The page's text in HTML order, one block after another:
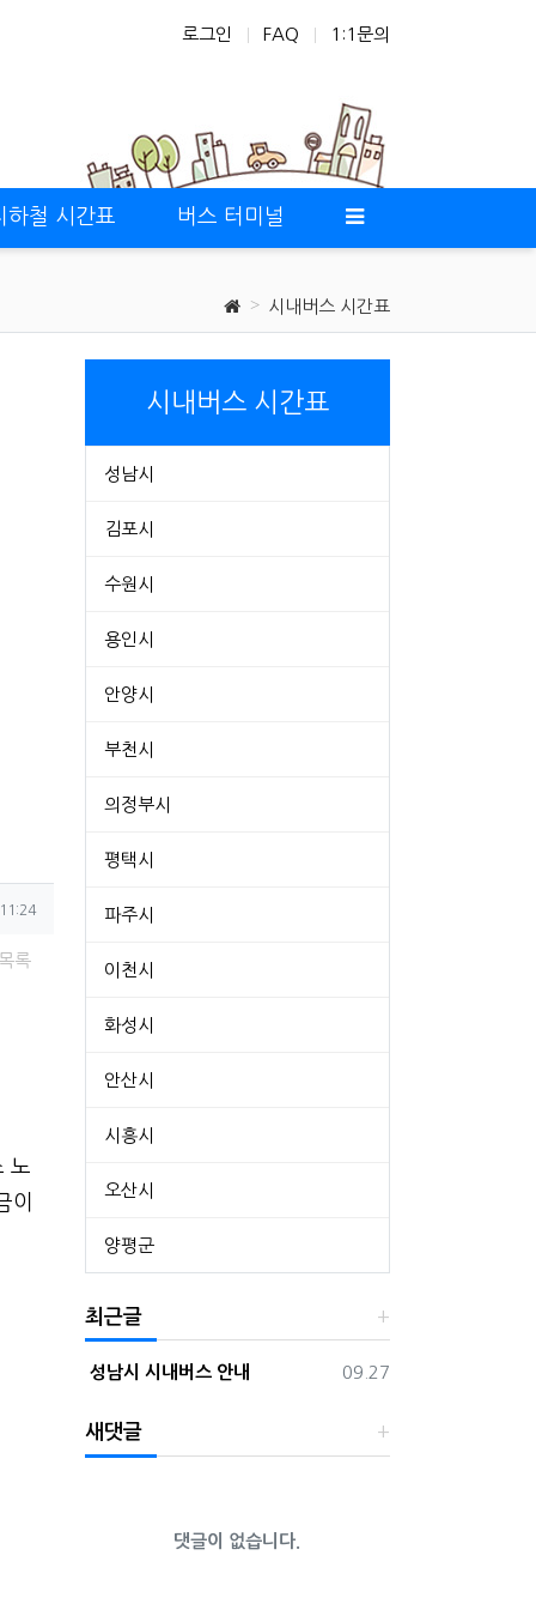
로그인 FAQ 1:1문의
하철 시간표 버스 터미널
시내버스 시간표
록
노
이
시내버스 시간표
성남시
김포시
수원시
용인시
안양시
부천시
의정부시
평택시
파주시
이천시
화성시
안산시
시흥시
오산시
양평군
최근글
등록일
09.27
성남시 시내버스 안내
새댓글
댓글이 없습니다.